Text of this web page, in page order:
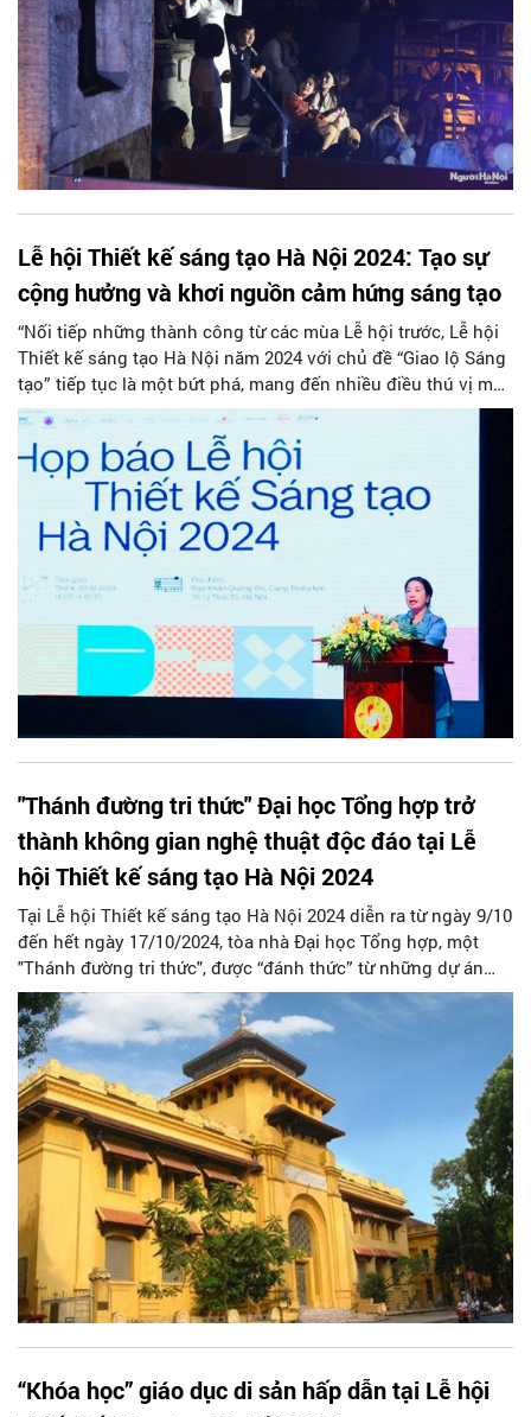
Lễ hội Thiết kế sáng tạo Hà Nội 2024: Tạo sự
cộng hưởng và khơi nguồn cảm hứng sáng tạo
“Nối tiếp những thành công từ các mùa Lễ hội trước, Lễ hội
Thiết kế sáng tạo Hà Nội năm 2024 với chủ đề “Giao lộ Sáng
tạo” tiếp tục là một bứt phá, mang đến nhiều điều thú vị mới,
sẽ khơi dậy hơn nữa tinh thần sáng tạo trong mỗi người,
nhất là thế hệ trẻ về những sáng kiến, ý tưởng sáng tạo mới,
thúc đẩy phát triển kinh tế sáng tạo của thành phố, kết nối
các giá trị văn hóa truyền thống trong phát triển ngành công
nghiệp văn hóa...”, bà Trần Thị Vân Anh – Phó Giám đốc Sở
Văn hóa Thể thao Hà Nội nhấn mạnh t
"Thánh đường tri thức" Đại học Tổng hợp trở
thành không gian nghệ thuật độc đáo tại Lễ
hội Thiết kế sáng tạo Hà Nội 2024
Tại Lễ hội Thiết kế sáng tạo Hà Nội 2024 diễn ra từ ngày 9/10
đến hết ngày 17/10/2024, tòa nhà Đại học Tổng hợp, một
"Thánh đường tri thức", được “đánh thức” từ những dự án
nghệ thuật sáng tạo, sẽ trở thành điểm tham quan yêu thích
của những người yêu tri thức, yêu di sản, yêu nghệ thuật và
sự sáng tạo.
“Khóa học” giáo dục di sản hấp dẫn tại Lễ hội